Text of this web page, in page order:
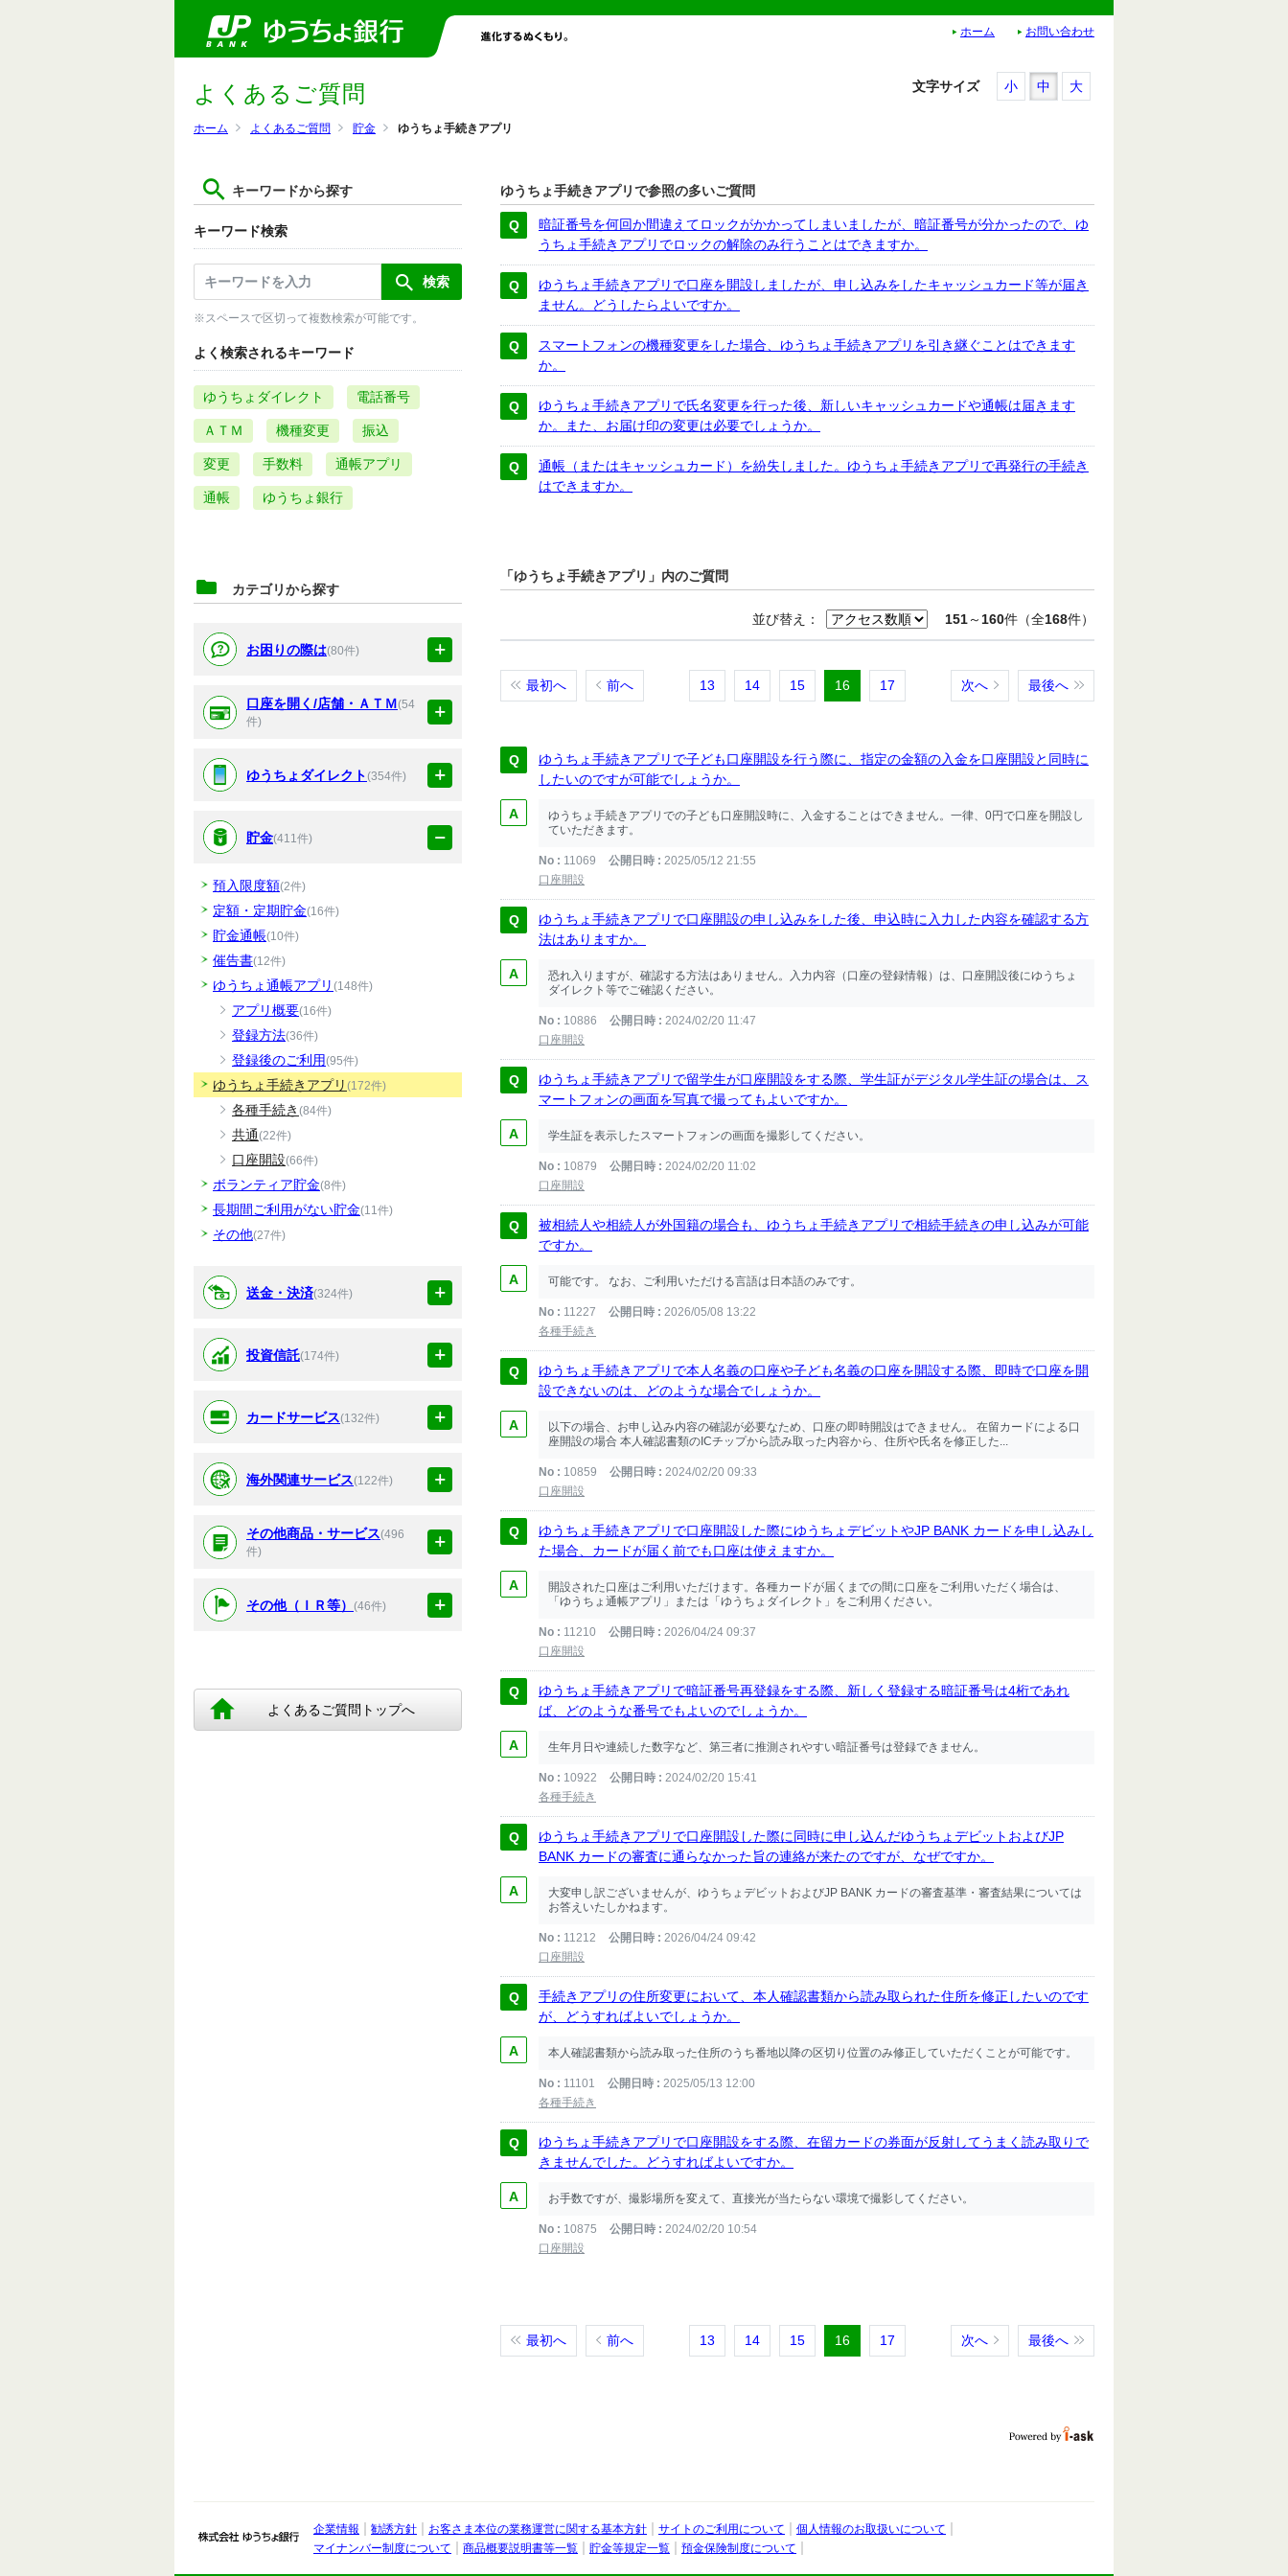
ホーム お問い合わせ
ホーム よくあるご質問 貯金 ゆうちょ手続きアプリ
よくあるご質問
キーワードから探す
キーワード検索
※スペースで区切って複数検索が可能です。
よく検索されるキーワード
ゆうちょダイレクト 電話番号
ＡＴＭ 機種変更 振込
変更 手数料 通帳アプリ
通帳 ゆうちょ銀行
カテゴリから探す
お困りの際は(80件)
口座を開く/店舗・ＡＴＭ(54
件)
ゆうちょダイレクト(354件)
貯金(411件)
預入限度額(2件)
定額・定期貯金(16件)
貯金通帳(10件)
催告書(12件)
ゆうちょ通帳アプリ (148件)
アプリ概要(16件)
登録方法(36件)
登録後のご利用(95件)
ゆうちょ手続きアプリ (172件)
各種手続き (84件)
共通(22件)
口座開設(66件)
ボランティア貯金(8件)
長期間ご利用がない貯金(11件)
その他(27件)
送金・決済(324件)
投資信託(174件)
カードサービス(132件)
海外関連サービス(122件)
その他商品・サービス(496
件)
その他（ＩＲ等） (46件)
よくあるご質問トップへ
文字サイズ 小 中 大
ゆうちょ手続きアプリで参照の多いご質問
暗証番号を何回か間違えてロックがかかってしまいましたが、暗証番号が分かったので、ゆ
うちょ手続きアプリでロックの解除のみ行うことはできますか。
ゆうちょ手続きアプリで口座を開設しましたが、申し込みをしたキャッシュカード等が届き
ません。どうしたらよいですか。
スマートフォンの機種変更をした場合、ゆうちょ手続きアプリを引き継ぐことはできます
か。
ゆうちょ手続きアプリで氏名変更を行った後、新しいキャッシュカードや通帳は届きます
か。また、お届け印の変更は必要でしょうか。
通帳（またはキャッシュカード）を紛失しました。ゆうちょ手続きアプリで再発行の手続き
はできますか。
「ゆうちょ手続きアプリ」内のご質問
並び替え： 151～ 160件（全168件）
最初へ 前へ 13 14 15 16 17 次へ 最後へ
ゆうちょ手続きアプリで子ども口座開設を行う際に、指定の金額の入金を口座開設と同時に
したいのですが可能でしょうか。
ゆうちょ手続きアプリでの子ども口座開設時に、入金することはできません。一律、0円で口座を開設し
ていただきます。
No 11069 公開日時
2025/05/12 21:55
口座開設
ゆうちょ手続きアプリで口座開設の申し込みをした後、申込時に入力した内容を確認する方
法はありますか。
恐れ入りますが、確認する方法はありません。入力内容（口座の登録情報）は、口座開設後にゆうちょ
ダイレクト等でご確認ください。
No 10886 公開日時
2024/02/20 11:47
口座開設
ゆうちょ手続きアプリで留学生が口座開設をする際、学生証がデジタル学生証の場合は、ス
マートフォンの画面を写真で撮ってもよいですか。
学生証を表示したスマートフォンの画面を撮影してください。
No 10879 公開日時
2024/02/20 11:02
口座開設
被相続人や相続人が外国籍の場合も、ゆうちょ手続きアプリで相続手続きの申し込みが可能
ですか。
可能です。 なお、ご利用いただける言語は日本語のみです。
No 11227 公開日時
2026/05/08 13:22
各種手続き
ゆうちょ手続きアプリで本人名義の口座や子ども名義の口座を開設する際、即時で口座を開
設できないのは、どのような場合でしょうか。
以下の場合、お申し込み内容の確認が必要なため、口座の即時開設はできません。 在留カードによる口
座開設の場合 本人確認書類のICチップから読み取った内容から、住所や氏名を修正した...
No 10859 公開日時
2024/02/20 09:33
口座開設
ゆうちょ手続きアプリで口座開設した際にゆうちょデビットやJP BANK カードを申し込みし
た場合、カードが届く前でも口座は使えますか。
開設された口座はご利用いただけます。各種カードが届くまでの間に口座をご利用いただく場合は、
「ゆうちょ通帳アプリ」または「ゆうちょダイレクト」をご利用ください。
No 11210 公開日時
2026/04/24 09:37
口座開設
ゆうちょ手続きアプリで暗証番号再登録をする際、新しく登録する暗証番号は4桁であれ
ば、どのような番号でもよいのでしょうか。
生年月日や連続した数字など、第三者に推測されやすい暗証番号は登録できません。
No 10922 公開日時
2024/02/20 15:41
各種手続き
ゆうちょ手続きアプリで口座開設した際に同時に申し込んだゆうちょデビットおよびJP
BANK カードの審査に通らなかった旨の連絡が来たのですが、なぜですか。
大変申し訳ございませんが、ゆうちょデビットおよびJP BANK カードの審査基準・審査結果については
お答えいたしかねます。
No 11212 公開日時
2026/04/24 09:42
口座開設
手続きアプリの住所変更において、本人確認書類から読み取られた住所を修正したいのです
が、どうすればよいでしょうか。
本人確認書類から読み取った住所のうち番地以降の区切り位置のみ修正していただくことが可能です。
No 11101 公開日時
2025/05/13 12:00
各種手続き
ゆうちょ手続きアプリで口座開設をする際、在留カードの券面が反射してうまく読み取りで
きませんでした。どうすればよいですか。
お手数ですが、撮影場所を変えて、直接光が当たらない環境で撮影してください。
No 10875 公開日時
2024/02/20 10:54
口座開設
最初へ 前へ 13 14 15 16 17 次へ 最後へ
株式会社 ゆうちょ銀行
企業情報 勧誘方針 お客さま本位の業務運営に関する基本方針 サイトのご利用について
個人情報のお取扱いについて
マイナンバー制度について
商品概要説明書等一覧 貯金等規定一覧 預金保険制度について